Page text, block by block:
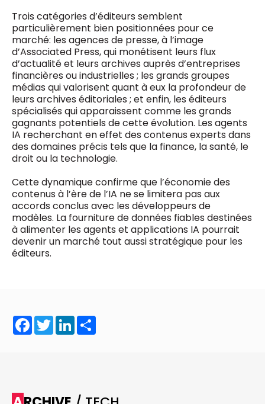
Trois catégories d’éditeurs semblent
particulièrement bien positionnées pour ce
marché: les agences de presse, à l’image
d’Associated Press, qui monétisent leurs flux
d’actualité et leurs archives auprès d’entreprises
financières ou industrielles ; les grands groupes
médias qui valorisent quant à eux la profondeur de
leurs archives éditoriales ; et enfin, les éditeurs
spécialisés qui apparaissent comme les grands
gagnants potentiels de cette évolution. Les agents
IA recherchant en effet des contenus experts dans
des domaines précis tels que la finance, la santé, le
droit ou la technologie.
Cette dynamique confirme que l’économie des
contenus à l’ère de l’IA ne se limitera pas aux
accords conclus avec les développeurs de
modèles. La fourniture de données fiables destinées
à alimenter les agents et applications IA pourrait
devenir un marché tout aussi stratégique pour les
éditeurs.
Facebook
TwitterLinkedIn